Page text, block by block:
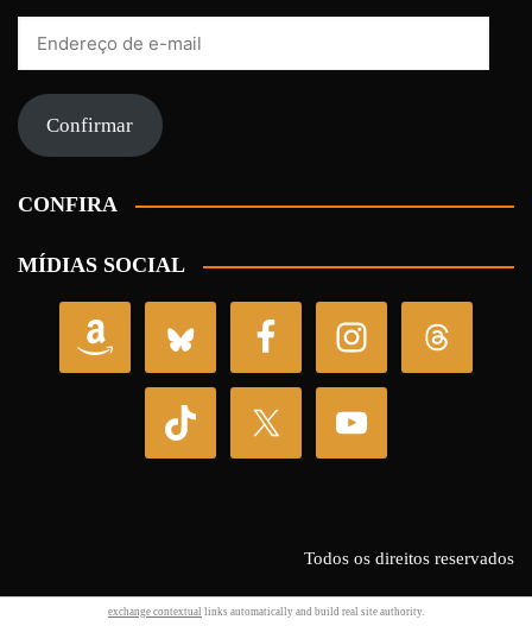
mail Confirmar
CONFIRA
MÍDIAS SOCIAL
Todos os direitos reservados
exchange contextual links automatically and build real site authority.